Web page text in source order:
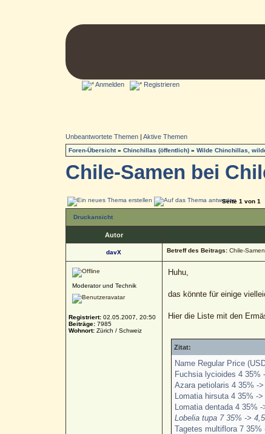
Anmelden Registrieren
Unbeantwortete Themen| Aktive Themen
Foren-Übersicht» Chinchillas (öffentlich)» Wilde Chinchillas,
Chile-Samen bei
Seite 1 von 1
Druckansicht
Autor
davX Betreff des Beitrags:Chile-
Moderator und Technik
Registriert:02.05.2007, 20:50
Beiträge:7985
Wohnort:Zürich / Schweiz
Huhu,
das könnte für einige
Hier die Liste mit den
Zitat:
Name Regular Price
Fuchsia lycioides 4 35%
Azara petiolaris 4 35% -
Lomatia hirsuta 4 35% ->
Lomatia dentada 4 35% -
Lobelia tupa 7 35% ->
Tagetes multiflora 7 35%